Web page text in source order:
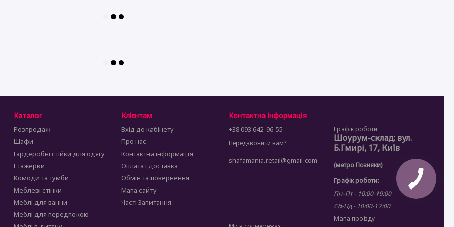
Каталог
Розпродаж
Шафи
Гардеробні стійки для одягу
Етажерки
Комоди та тумби
Меблеві стінки
Меблі для ванни
Меблі для передпокою
Клієнтам
Вхід до кабінету
Про нас
Контактна інформація
Оплата і доставка
Обмін та повернення
Мапа сайту
Часті Запитання
Контактна інформація
+38 093 642-96-55
Передзвонити вам?
shafamania.retail@gmail.com
Графік роботи
Шоурум-склад: вул.
Б.Гмирі, 17, Київ
(метро Позняки)
Графік роботи:
Пн–Пт - 10:00-19:00
Сб-Нд - 10:00-17:00
Мапа проїзду